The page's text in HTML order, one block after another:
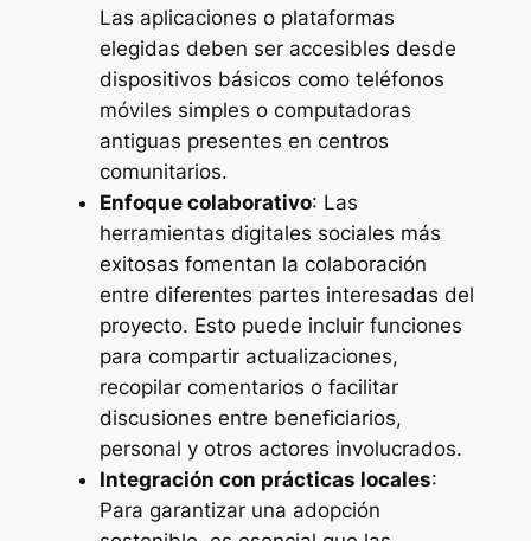
Las aplicaciones o plataformas
elegidas deben ser accesibles desde
dispositivos básicos como teléfonos
móviles simples o computadoras
antiguas presentes en centros
comunitarios.
Enfoque colaborativo: Las
herramientas digitales sociales más
exitosas fomentan la colaboración
entre diferentes partes interesadas del
proyecto. Esto puede incluir funciones
para compartir actualizaciones,
recopilar comentarios o facilitar
discusiones entre beneficiarios,
personal y otros actores involucrados.
Integración con prácticas locales:
Para garantizar una adopción